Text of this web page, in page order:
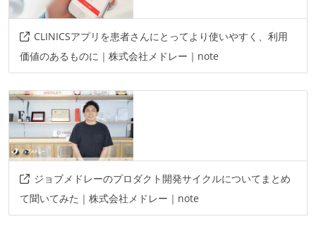
CLINICSアプリを患者さんにとってより使いやすく、利用
価値のあるものに｜株式会社メドレー｜note
ジョブメドレーのプロダクト開発サイクルについてまとめ
て聞いてみた｜株式会社メドレー｜note